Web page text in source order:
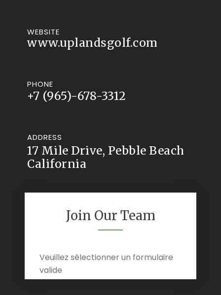
WEBSITE
www.uplandsgolf.com
PHONE
+7 (965)-678-3312
ADDRESS
17 Mile Drive, Pebble Beach
California
Join Our Team
Veuillez sélectionner un formulaire
valide